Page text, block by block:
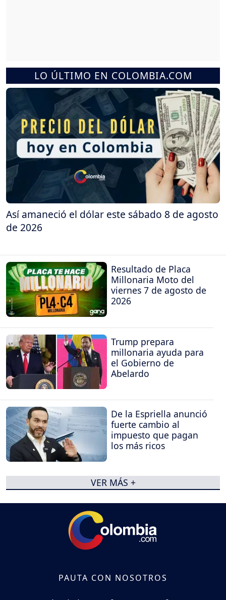
LO ÚLTIMO EN COLOMBIA.COM
Así amaneció el dólar este sábado 8 de agosto
de 2026
Resultado de Placa
Millonaria Moto del
viernes 7 de agosto de
2026
Trump prepara
millonaria ayuda para
el Gobierno de
Abelardo
De la Espriella anunció
fuerte cambio al
impuesto que pagan
los más ricos
VER MÁS +
PAUTA CON NOSOTROS